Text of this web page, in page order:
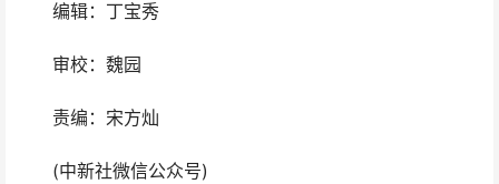
编辑：丁宝秀
审校：魏园
责编：宋方灿
(中新社微信公众号)